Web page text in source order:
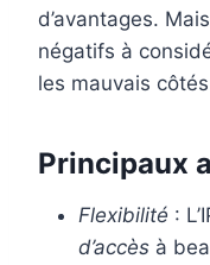
d’avantages.
négatifs à
les mauvais
Principaux
Flexibilité :
d’accès à